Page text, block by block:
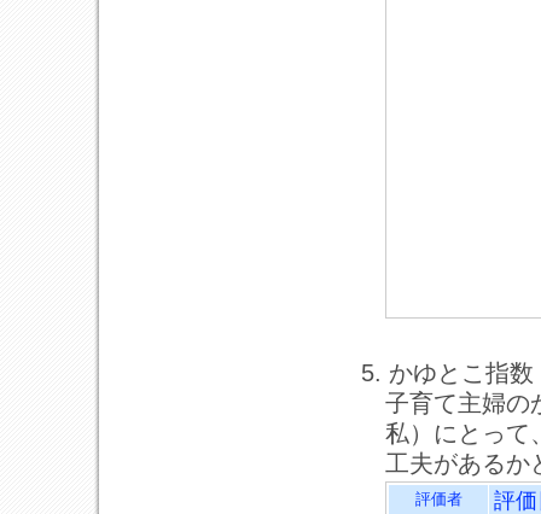
5. かゆとこ指数
子育て主婦の
私）にとって
工夫があるか
評価者 評